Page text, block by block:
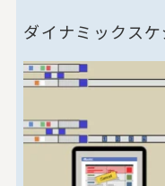
ダイナミックス